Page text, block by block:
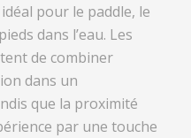
pour le paddle, le
dans l’eau. Les
de combiner
dans un
que la proximité
par une touche